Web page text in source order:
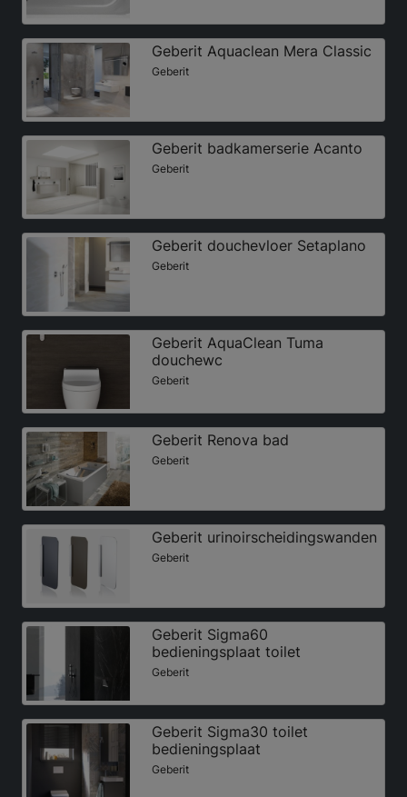
Geberit Aquaclean Mera Classic
Geberit
Geberit badkamerserie Acanto
Geberit
Geberit douchevloer Setaplano
Geberit
Geberit AquaClean Tuma
douchewc
Geberit
Geberit Renova bad
Geberit
Geberit urinoirscheidingswanden
Geberit
Geberit Sigma60
bedieningsplaat toilet
Geberit
Geberit Sigma30 toilet
bedieningsplaat
Geberit